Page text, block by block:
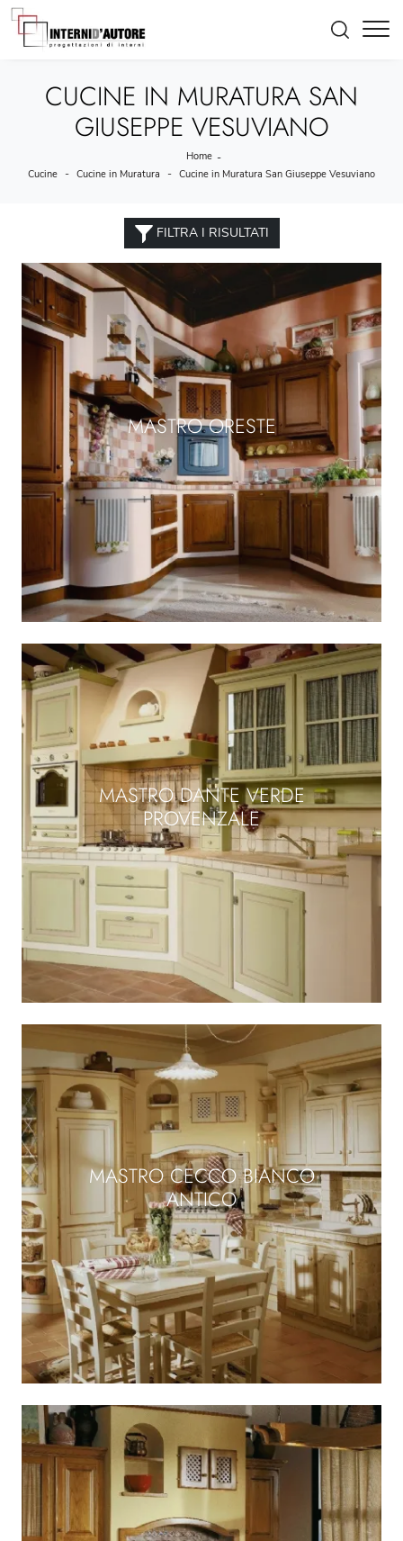
CUCINE IN MURATURA SAN
GIUSEPPE VESUVIANO
Home -
Cucine - Cucine in Muratura - Cucine in Muratura San Giuseppe Vesuviano
FILTRA I RISULTATI
MASTRO ORESTE
MASTRO DANTE VERDE
PROVENZALE
MASTRO CECCO BIANCO
ANTICO